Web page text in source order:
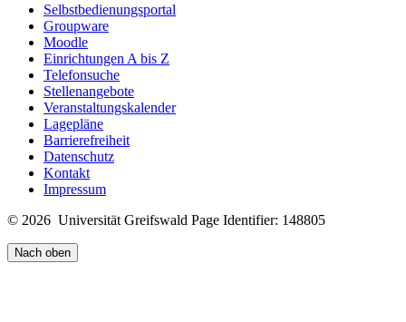
Selbstbedienungsportal
Groupware
Moodle
Einrichtungen A bis Z
Telefonsuche
Stellenangebote
Veranstaltungskalender
Lagepläne
Barrierefreiheit
Datenschutz
Kontakt
Impressum
© 2026 Universität Greifswald Page Identifier: 148805
Nach oben